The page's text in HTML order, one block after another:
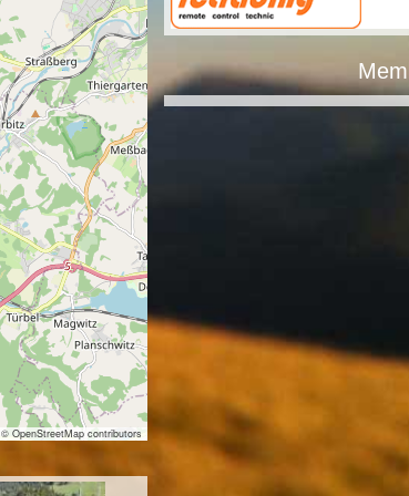
© OpenStreetMap contributors